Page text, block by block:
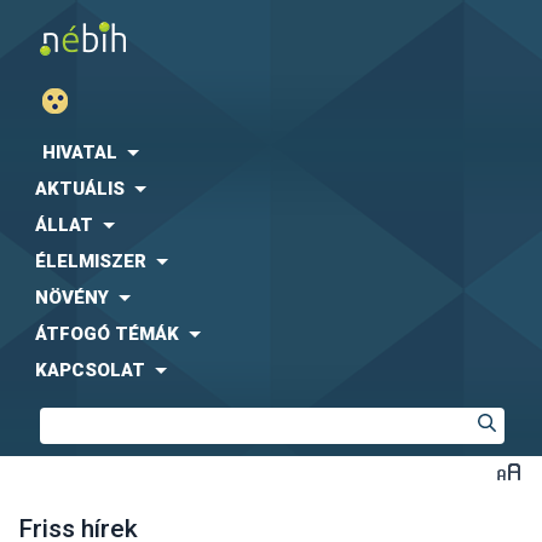
HIVATAL
AKTUÁLIS
ÁLLAT
ÉLELMISZER
NÖVÉNY
ÁTFOGÓ TÉMÁK
KAPCSOLAT
Friss hírek